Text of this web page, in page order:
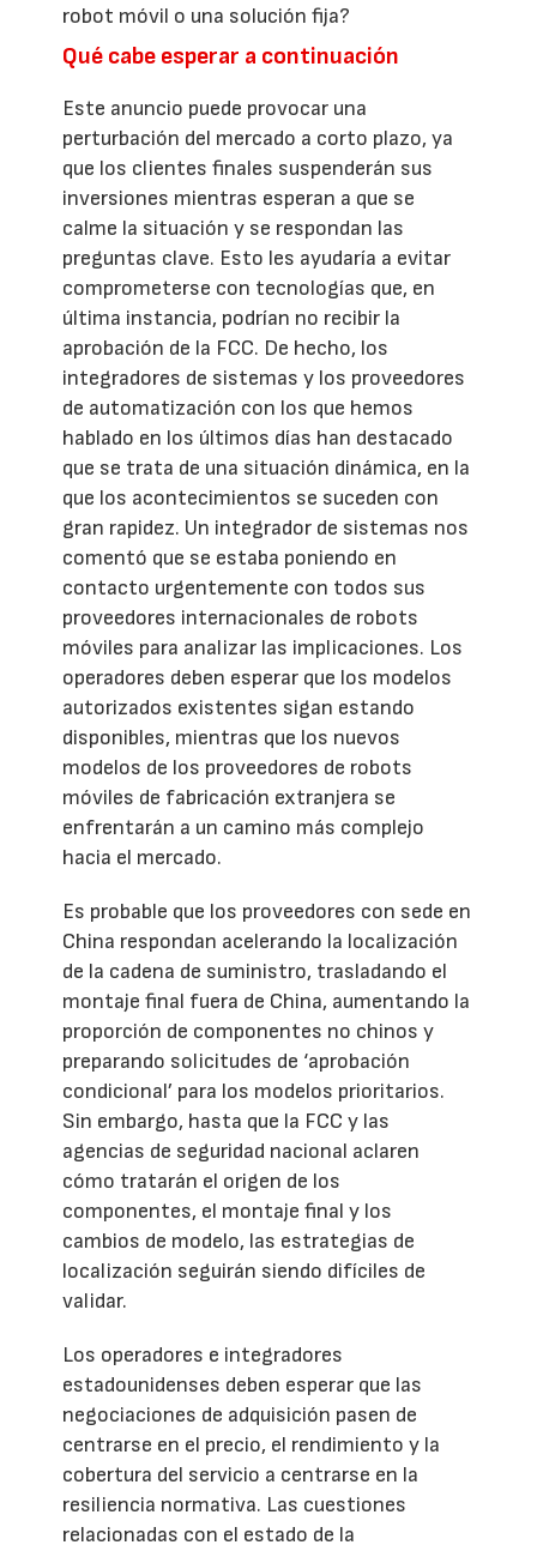
robot móvil o una solución fija?
Qué cabe esperar a continuación
Este anuncio puede provocar una
perturbación del mercado a corto plazo, ya
que los clientes finales suspenderán sus
inversiones mientras esperan a que se
calme la situación y se respondan las
preguntas clave. Esto les ayudaría a evitar
comprometerse con tecnologías que, en
última instancia, podrían no recibir la
aprobación de la FCC. De hecho, los
integradores de sistemas y los proveedores
de automatización con los que hemos
hablado en los últimos días han destacado
que se trata de una situación dinámica, en la
que los acontecimientos se suceden con
gran rapidez. Un integrador de sistemas nos
comentó que se estaba poniendo en
contacto urgentemente con todos sus
proveedores internacionales de robots
móviles para analizar las implicaciones. Los
operadores deben esperar que los modelos
autorizados existentes sigan estando
disponibles, mientras que los nuevos
modelos de los proveedores de robots
móviles de fabricación extranjera se
enfrentarán a un camino más complejo
hacia el mercado.
Es probable que los proveedores con sede en
China respondan acelerando la localización
de la cadena de suministro, trasladando el
montaje final fuera de China, aumentando la
proporción de componentes no chinos y
preparando solicitudes de ‘aprobación
condicional’ para los modelos prioritarios.
Sin embargo, hasta que la FCC y las
agencias de seguridad nacional aclaren
cómo tratarán el origen de los
componentes, el montaje final y los
cambios de modelo, las estrategias de
localización seguirán siendo difíciles de
validar.
Los operadores e integradores
estadounidenses deben esperar que las
negociaciones de adquisición pasen de
centrarse en el precio, el rendimiento y la
cobertura del servicio a centrarse en la
resiliencia normativa. Las cuestiones
relacionadas con el estado de la